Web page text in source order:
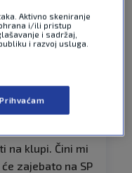
prije 2 mjeseci
na klupi. Čini mi
zajebato na SP
Aktivno skeniranje
i/ili pristup
i sadržaj,
i razvoj usluga.
Prihvaćam